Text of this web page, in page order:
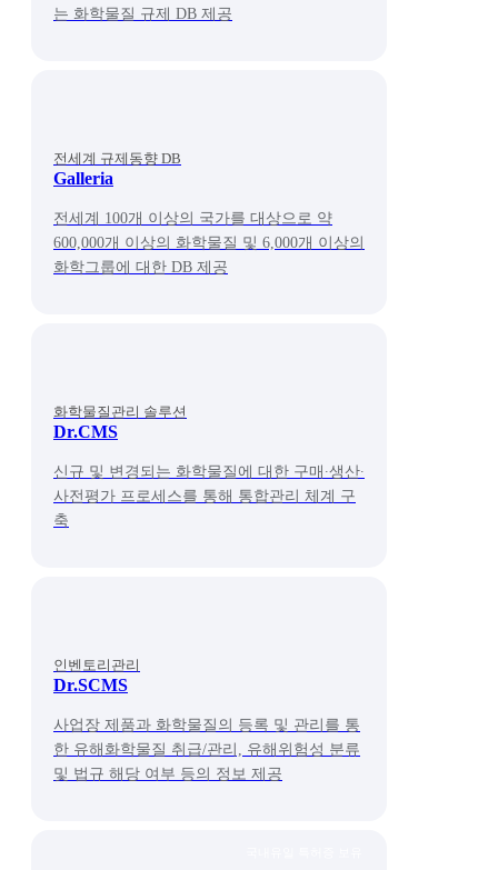
는 화학물질 규제 DB 제공
전세계 규제동향 DB
Galleria
전세계 100개 이상의 국가를 대상으로 약
600,000개 이상의 화학물질 및 6,000개 이상의
화학그룹에 대한 DB 제공
화학물질관리 솔루션
Dr.CMS
신규 및 변경되는 화학물질에 대한 구매∙생산∙
사전평가 프로세스를 통해 통합관리 체계 구
축
인벤토리관리
Dr.SCMS
사업장 제품과 화학물질의 등록 및 관리를 통
한 유해화학물질 취급/관리, 유해위험성 분류
및 법규 해당 여부 등의 정보 제공